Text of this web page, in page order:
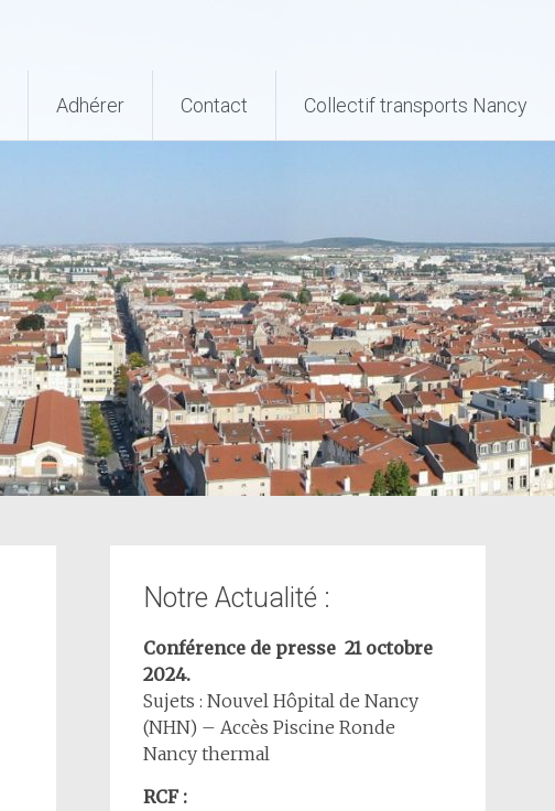
Adhérer Contact Collectif transports Nancy
Notre Actualité :
Conférence de presse 21 octobre
2024.
Sujets : Nouvel Hôpital de Nancy
(NHN) – Accès Piscine Ronde
Nancy thermal
RCF :